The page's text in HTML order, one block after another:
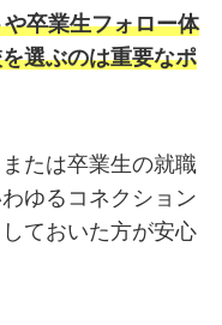
卒業生フォロー体
選ぶのは重要なポ
たは卒業生の就職
ゆるコネクション
ておいた方が安心